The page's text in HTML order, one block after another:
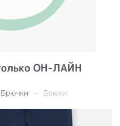
ОН-ЛАЙН
Брючки Брюки